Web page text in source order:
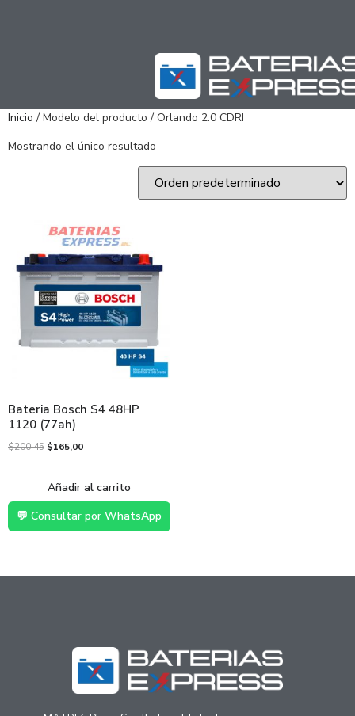
Inicio / Modelo del producto / Orlando 2.0 CDRI
Mostrando el único resultado
Bateria Bosch S4 48HP
1120 (77ah)
$200,45 $165,00
Añadir al carrito
💬 Consultar por WhatsApp